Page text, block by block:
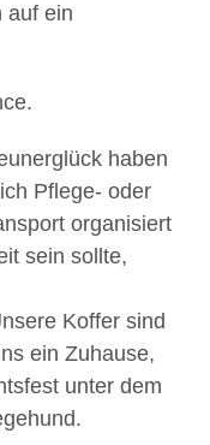
auf ein
haben
Pflege- oder
organisiert
sein sollte,
Koffer sind
ein Zuhause,
unter dem